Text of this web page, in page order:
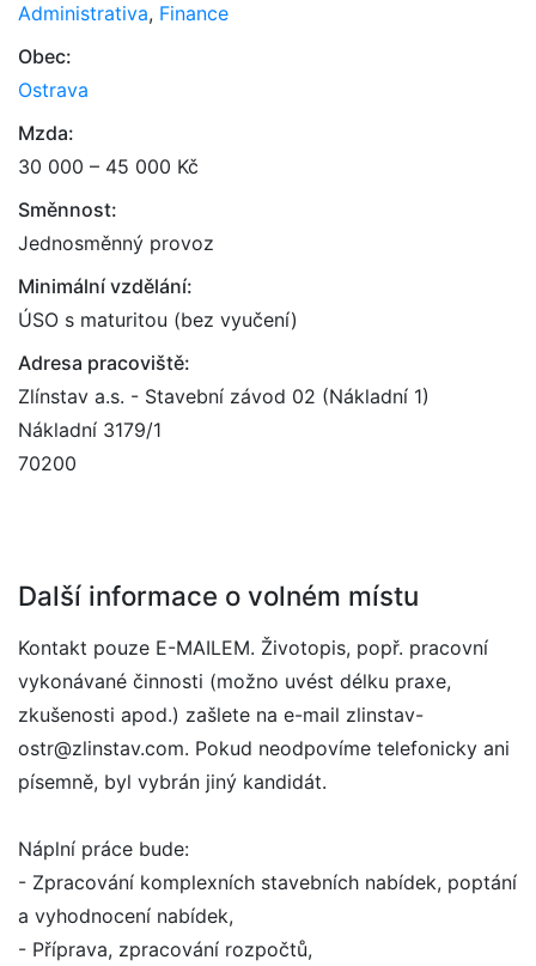
Administrativa, Finance
Obec:
Ostrava
Mzda:
30 000 – 45 000 Kč
Směnnost:
Jednosměnný provoz
Minimální vzdělání:
ÚSO s maturitou (bez vyučení)
Adresa pracoviště:
Zlínstav a.s. - Stavební závod 02 (Nákladní 1)
Nákladní 3179/1
70200
Další informace o volném místu
Kontakt pouze E-MAILEM. Životopis, popř. pracovní
vykonávané činnosti (možno uvést délku praxe,
zkušenosti apod.) zašlete na e-mail zlinstav-
ostr@zlinstav.com. Pokud neodpovíme telefonicky ani
písemně, byl vybrán jiný kandidát.
Náplní práce bude:
- Zpracování komplexních stavebních nabídek, poptání
a vyhodnocení nabídek,
- Příprava, zpracování rozpočtů,